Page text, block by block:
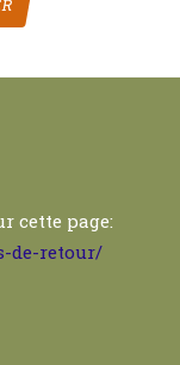
cette page:
de-retour/